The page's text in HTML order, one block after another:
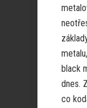
black
dnes.
co